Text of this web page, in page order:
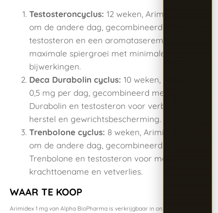
Testosteroncyclus: 12 weken, Arimidex 1 mg
om de andere dag, gecombineerd met
testosteron en een aromataseremmer voor
maximale spiergroei met minimale
bijwerkingen.
Deca Durabolin cyclus: 10 weken, Arimidex
0,5 mg per dag, gecombineerd met Deca
Durabolin en testosteron voor verbeterd
herstel en gewrichtsbescherming.
Trenbolone cyclus: 8 weken, Arimidex 0,5 mg
om de andere dag, gecombineerd met
Trenbolone en testosteron voor maximale
krachttoename en vetverlies.
WAAR TE KOOP
Arimidex 1 mg van Alpha BioPharma is verkrijgbaar in onze webshop,